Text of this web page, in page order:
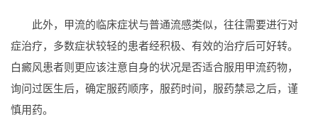
此外，甲流的临床症状与普通流感类似，往往需要进行对
症治疗，多数症状较轻的患者经积极、有效的治疗后可好转。
白癜风患者则更应该注意自身的状况是否适合服用甲流药物，
询问过医生后，确定服药顺序，服药时间，服药禁忌之后，谨
慎用药。